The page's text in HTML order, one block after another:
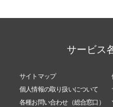
サービス
サイトマップ
個人情報の取り扱いについて
各種お問い合わせ（総合窓口）